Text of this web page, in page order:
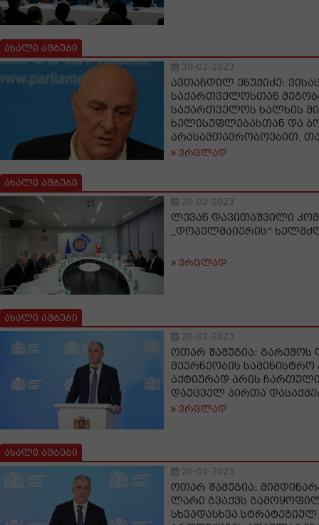
ახალი ამბები
20-02-2023
ავთანდილ ენუქიძე:
საქართველოსთან
საქართველოს ხალხის
ხელისუფლებასთან და
არასამთავრობოებით,
ვრცლად
ახალი ამბები
20-02-2023
ლევან დავითაშვილი
„დოპელმაიერის"
ვრცლად
ახალი ამბები
20-02-2023
ოთარ შამუგია: გარემოს
მეურნეობის
აქტიურად არის
დაუცველ პირთა
ვრცლად
ახალი ამბები
20-02-2023
ოთარ შამუგია:
ლარი გვაქვს
სხვადასხვა